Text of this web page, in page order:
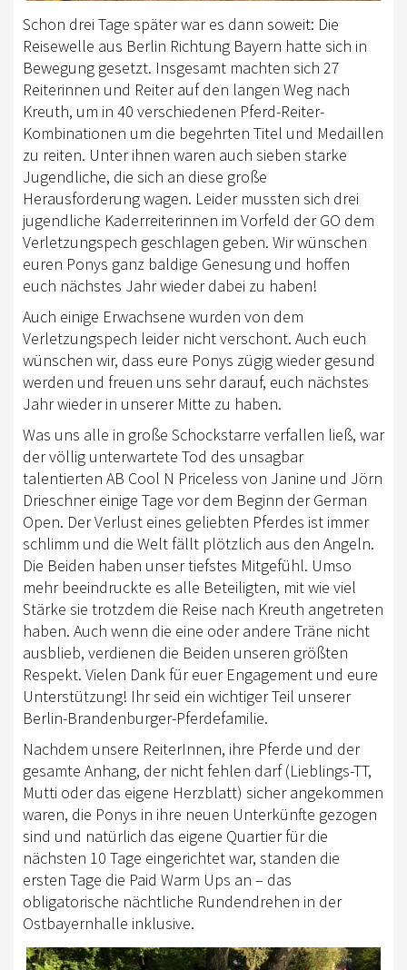
Schon drei Tage später war es dann soweit: Die
Reisewelle aus Berlin Richtung Bayern hatte sich in
Bewegung gesetzt. Insgesamt machten sich 27
Reiterinnen und Reiter auf den langen Weg nach
Kreuth, um in 40 verschiedenen Pferd-Reiter-
Kombinationen um die begehrten Titel und Medaillen
zu reiten. Unter ihnen waren auch sieben starke
Jugendliche, die sich an diese große
Herausforderung wagen. Leider mussten sich drei
jugendliche Kaderreiterinnen im Vorfeld der GO dem
Verletzungspech geschlagen geben. Wir wünschen
euren Ponys ganz baldige Genesung und hoffen
euch nächstes Jahr wieder dabei zu haben!
Auch einige Erwachsene wurden von dem
Verletzungspech leider nicht verschont. Auch euch
wünschen wir, dass eure Ponys zügig wieder gesund
werden und freuen uns sehr darauf, euch nächstes
Jahr wieder in unserer Mitte zu haben.
Was uns alle in große Schockstarre verfallen ließ, war
der völlig unterwartete Tod des unsagbar
talentierten AB Cool N Priceless von Janine und Jörn
Drieschner einige Tage vor dem Beginn der German
Open. Der Verlust eines geliebten Pferdes ist immer
schlimm und die Welt fällt plötzlich aus den Angeln.
Die Beiden haben unser tiefstes Mitgefühl. Umso
mehr beeindruckte es alle Beteiligten, mit wie viel
Stärke sie trotzdem die Reise nach Kreuth angetreten
haben. Auch wenn die eine oder andere Träne nicht
ausblieb, verdienen die Beiden unseren größten
Respekt. Vielen Dank für euer Engagement und eure
Unterstützung! Ihr seid ein wichtiger Teil unserer
Berlin-Brandenburger-Pferdefamilie.
Nachdem unsere ReiterInnen, ihre Pferde und der
gesamte Anhang, der nicht fehlen darf (Lieblings-TT,
Mutti oder das eigene Herzblatt) sicher angekommen
waren, die Ponys in ihre neuen Unterkünfte gezogen
sind und natürlich das eigene Quartier für die
nächsten 10 Tage eingerichtet war, standen die
ersten Tage die Paid Warm Ups an – das
obligatorische nächtliche Rundendrehen in der
Ostbayernhalle inklusive.